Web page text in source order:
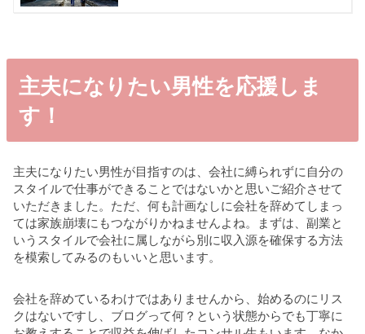
主夫になりたい男性を応援しま
す！
主夫になりたい男性が目指すのは、会社に縛られずに自分の
スタイルで仕事ができることではないかと思いご紹介させて
いただきました。ただ、何も計画なしに会社を辞めてしまっ
ては家族崩壊にもつながりかねませんよね。まずは、副業と
いうスタイルで会社に属しながら別に収入源を確保する方法
を模索してみるのもいいと思います。
会社を辞めているわけではありませんから、始めるのにリス
クはないですし、ブログって何？という状態からでも丁寧に